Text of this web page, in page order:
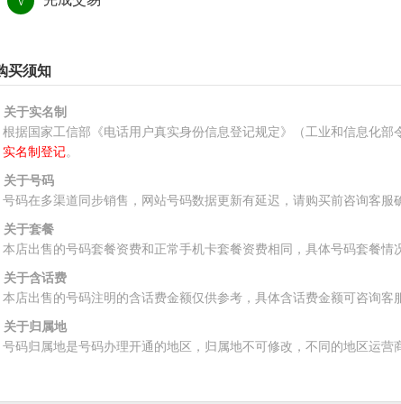
买须知
关于实名制
根据国家工信部《电话用户真实身份信息登记规定》（工业和信息化部
实名制登记。
关于号码
号码在多渠道同步销售，网站号码数据更新有延迟，请购买前咨询客服
关于套餐
本店出售的号码套餐资费和正常手机卡套餐资费相同，具体号码套餐情
关于含话费
本店出售的号码注明的含话费金额仅供参考，具体含话费金额可咨询客
关于归属地
号码归属地是号码办理开通的地区，归属地不可修改，不同的地区运营